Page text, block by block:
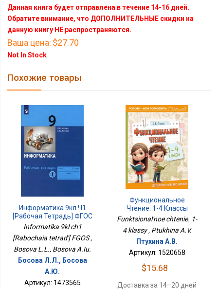
Данная книга будет отправлена в течение 14-16 дней.
Обратите внимание, что ДОПОЛНИТЕЛЬНЫЕ скидки на
данную книгу НЕ распространяются.
Ваша цена: $27.70
Not In Stock
Похожие товары
Информатика 9кл Ч1
[Рабочая Тетрадь] ФГОС
Informatika 9kl ch1
[Rabochaia tetrad'] FGOS ,
Bosova L.L., Bosova A.Iu.
Босова Л.Л., Босова
А.Ю.
Артикул: 1473565
Функциональное
Чтение. 1-4 Классы
Funktsional'noe chtenie. 1-
4 klassy , Ptukhina A.V.
Птухина А.В.
Артикул: 1520658
$15.68
Доставка за 14–20 дней